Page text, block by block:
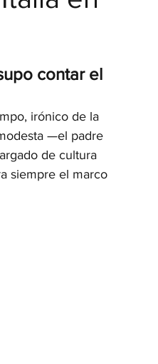
contar el
irónico de la
—el padre
de cultura
siempre el marco